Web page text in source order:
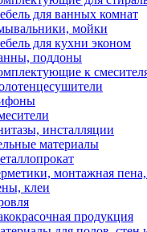
для ванных комнат
мойки
для кухни эконом
поддоны
к
инсталляции
материалы
монтажная
клеи
продукция